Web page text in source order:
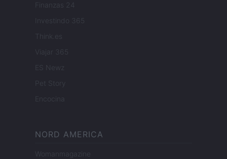
Finanzas 24
Investindo 365
Think.es
Viajar 365
ES Newz
Pet Story
Encocina
NORD AMERICA
Womanmagazine